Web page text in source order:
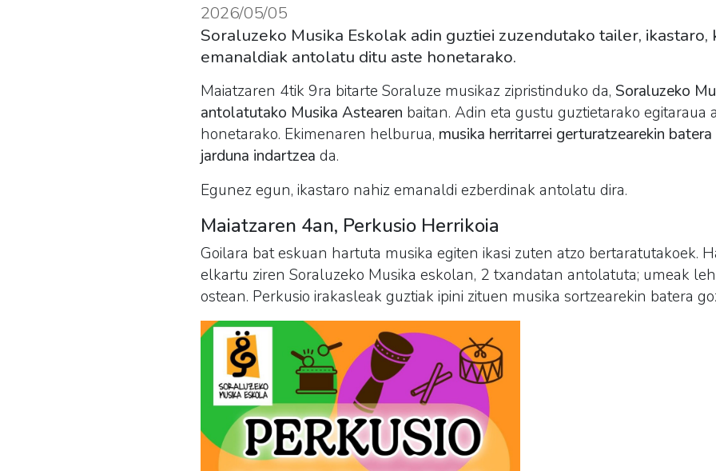
2026/05/05
Soraluzeko Musika Eskolak adin guztiei zuzendutako tailer,
emanaldiak antolatu ditu aste honetarako.
Maiatzaren 4tik 9ra bitarte Soraluze musikaz zipristinduko da, Soraluzeko
antolatutako Musika Astearen baitan. Adin eta gustu guztietarako egitaraua
honetarako. Ekimenaren helburua, musika herritarrei gerturatzearekin
jarduna indartzea da.
Egunez egun, ikastaro nahiz emanaldi ezberdinak antolatu dira.
Maiatzaren 4an, Perkusio Herrikoia
Goilara bat eskuan hartuta musika egiten ikasi zuten atzo bertaratutakoek.
elkartu ziren Soraluzeko Musika eskolan, 2 txandatan antolatuta; umeak
ostean. Perkusio irakasleak guztiak ipini zituen musika sortzearekin batera